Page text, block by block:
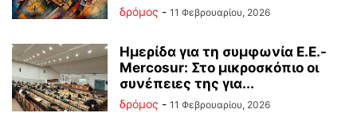
δρόμος - 11 Φεβρουαρίου, 2026
Ημερίδα για τη συμφωνία Ε.Ε.-
Mercosur: Στο μικροσκόπιο οι
συνέπειες της για...
δρόμος - 11 Φεβρουαρίου, 2026